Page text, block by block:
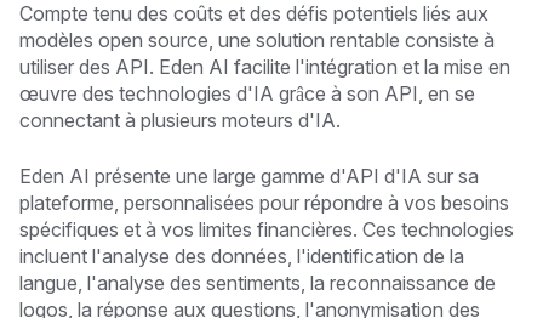
Compte tenu des coûts et des défis potentiels liés aux
modèles open source, une solution rentable consiste à
utiliser des API. Eden AI facilite l'intégration et la mise en
œuvre des technologies d'IA grâce à son API, en se
connectant à plusieurs moteurs d'IA.
Eden AI présente une large gamme d'API d'IA sur sa
plateforme, personnalisées pour répondre à vos besoins
spécifiques et à vos limites financières. Ces technologies
incluent l'analyse des données, l'identification de la
langue, l'analyse des sentiments, la reconnaissance de
logos, la réponse aux questions, l'anonymisation des